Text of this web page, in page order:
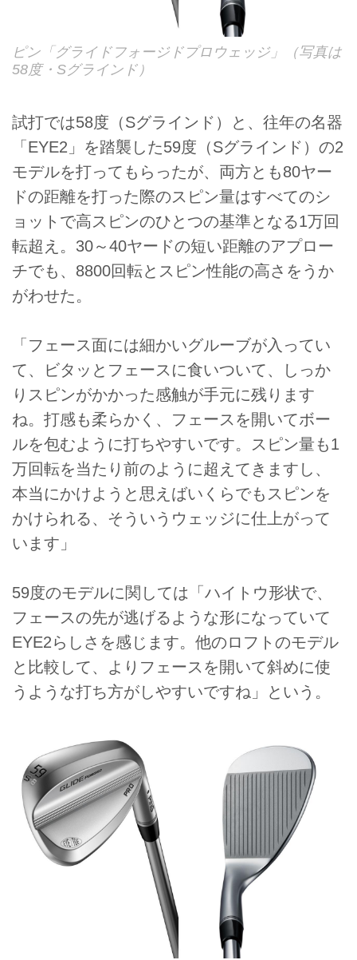
ピン「グライドフォージドプロウェッジ」（写真は
58度・Sグラインド）
試打では58度（Sグラインド）と、往年の名器
「EYE2」を踏襲した59度（Sグラインド）の2
モデルを打ってもらったが、両方とも80ヤー
ドの距離を打った際のスピン量はすべてのシ
ョットで高スピンのひとつの基準となる1万回
転超え。30～40ヤードの短い距離のアプロー
チでも、8800回転とスピン性能の高さをうか
がわせた。
「フェース面には細かいグルーブが入ってい
て、ビタッとフェースに食いついて、しっか
りスピンがかかった感触が手元に残ります
ね。打感も柔らかく、フェースを開いてボー
ルを包むように打ちやすいです。スピン量も1
万回転を当たり前のように超えてきますし、
本当にかけようと思えばいくらでもスピンを
かけられる、そういうウェッジに仕上がって
います」
59度のモデルに関しては「ハイトウ形状で、
フェースの先が逃げるような形になっていて
EYE2らしさを感じます。他のロフトのモデル
と比較して、よりフェースを開いて斜めに使
うような打ち方がしやすいですね」という。